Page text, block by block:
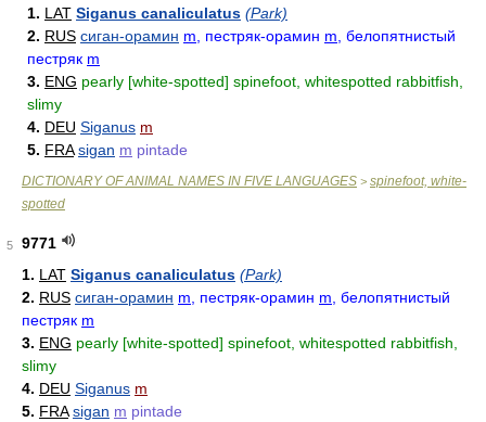
1. LAT Siganus canaliculatus (Park)
2. RUS сиган-орамин m , пестряк-орамин m , белопятнистый
пестряк m
3. ENG pearly [white-spotted] spinefoot, whitespotted rabbitfish,
slimy
4. DEU Siganus m
5. FRA sigan m pintade
DICTIONARY OF ANIMAL NAMES IN FIVE LANGUAGES > spinefoot, white-
spotted
5
9771
1. LAT Siganus canaliculatus (Park)
2. RUS сиган-орамин m , пестряк-орамин m , белопятнистый
пестряк m
3. ENG pearly [white-spotted] spinefoot, whitespotted rabbitfish,
slimy
4. DEU Siganus m
5. FRA sigan m pintade